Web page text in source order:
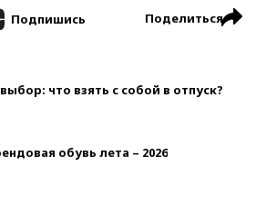
Подпишись Поделиться
что взять с собой в отпуск?
обувь лета – 2026